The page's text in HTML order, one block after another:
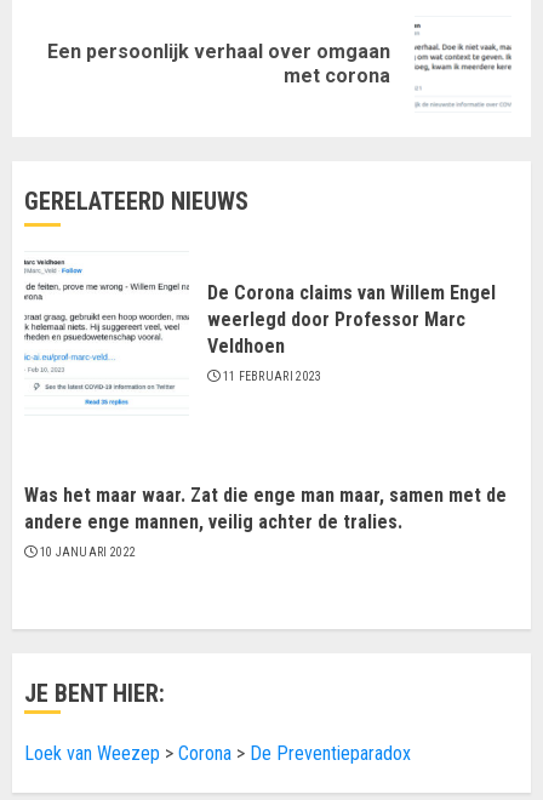
Volgende
Een persoonlijk verhaal over omgaan
met corona
GERELATEERD NIEUWS
De Corona claims van Willem Engel
weerlegd door Professor Marc
Veldhoen
11 FEBRUARI 2023
Was het maar waar. Zat die enge man maar, samen met de
andere enge mannen, veilig achter de tralies.
10 JANUARI 2022
JE BENT HIER:
Loek van Weezep > Corona > De Preventieparadox